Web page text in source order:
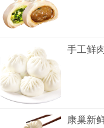
手工鲜
康巢新